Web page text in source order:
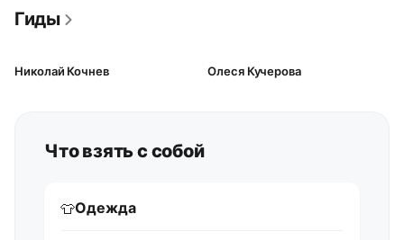
Гиды
Николай Кочнев Олеся Кучерова
Что взять с собой
👕Одежда